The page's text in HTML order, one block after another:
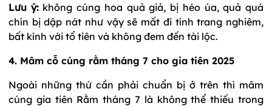
Lưu ý:không cúng hoa quả giả, bị héo úa, quả quá
chín bị dập nát như vậy sẽ mất đi tính trang nghiêm,
bất kính với tổ tiên và không đem đến tài lộc.
4. Mâm cỗ cúng rằm tháng 7 cho gia tiên 2025
Ngoài những thứ cần phải chuẩn bị ở trên thì mâm
cúng gia tiên Rằm tháng 7 là không thể thiếu trong